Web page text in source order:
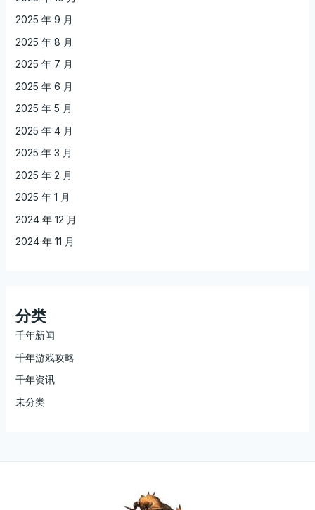
2025 年 9 月
2025 年 8 月
2025 年 7 月
2025 年 6 月
2025 年 5 月
2025 年 4 月
2025 年 3 月
2025 年 2 月
2025 年 1 月
2024 年 12 月
2024 年 11 月
分类
千年新闻
千年游戏攻略
千年资讯
未分类